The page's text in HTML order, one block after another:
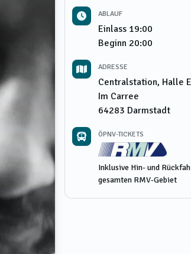
ABLAUF
Einlass 19:00
Beginn 20:00
ADRESSE
Centralstation, Halle
Im Carree
64283 Darmstadt
ÖPNV-TICKETS
Inklusive Hin- und
gesamten RMV-Gebiet